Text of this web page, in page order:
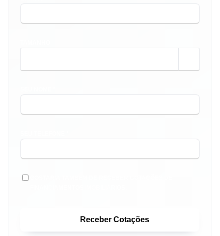
Receber Cotações